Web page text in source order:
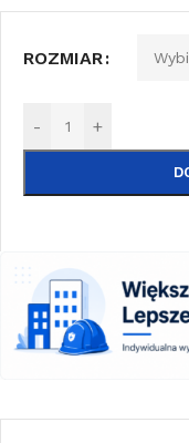
ROZMIAR
- +